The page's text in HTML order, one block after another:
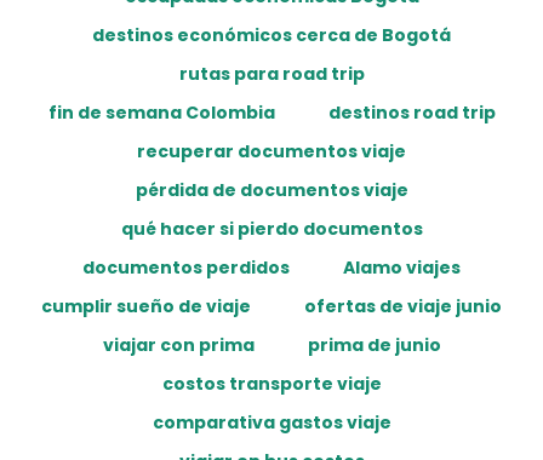
destinos económicos cerca de Bogotá
rutas para road trip
fin de semana Colombia
destinos road trip
recuperar documentos viaje
pérdida de documentos viaje
qué hacer si pierdo documentos
documentos perdidos
Alamo viajes
cumplir sueño de viaje
ofertas de viaje junio
viajar con prima
prima de junio
costos transporte viaje
comparativa gastos viaje